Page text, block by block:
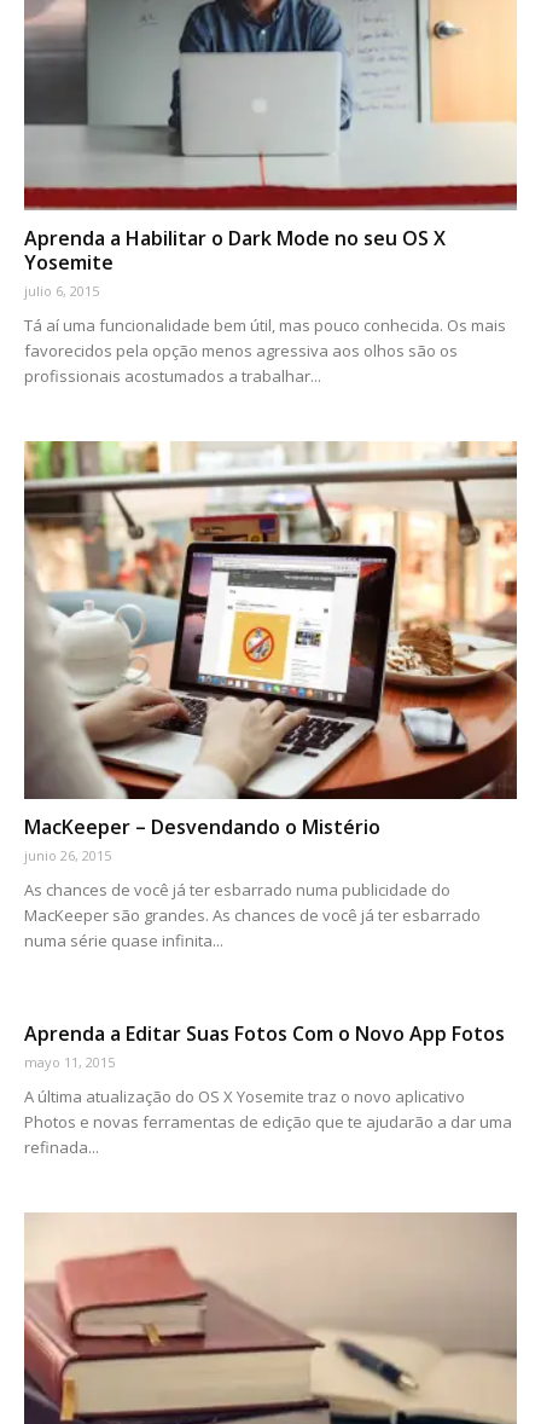
Aprenda a Habilitar o Dark Mode no seu OS X
Yosemite
julio 6, 2015
Tá aí uma funcionalidade bem útil, mas pouco conhecida. Os mais
favorecidos pela opção menos agressiva aos olhos são os
profissionais acostumados a trabalhar...
MacKeeper – Desvendando o Mistério
junio 26, 2015
As chances de você já ter esbarrado numa publicidade do
MacKeeper são grandes. As chances de você já ter esbarrado
numa série quase infinita...
Aprenda a Editar Suas Fotos Com o Novo App Fotos
mayo 11, 2015
A última atualização do OS X Yosemite traz o novo aplicativo
Photos e novas ferramentas de edição que te ajudarão a dar uma
refinada...